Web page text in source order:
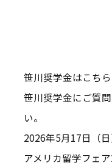
笹川平和財団について
笹川奨学金はこち
笹川奨学金にご質
い。
2026年5月17日（日
アメリカ留学フェ